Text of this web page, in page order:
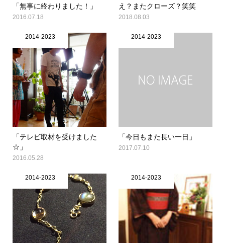
「無事に終わりました！」
2016.07.18
え？またクローズ？笑笑
2018.08.03
2014-2023
「テレビ取材を受けました
☆」
2016.05.28
2014-2023
「今日もまた長い一日」
2017.07.10
2014-2023 2014-2023